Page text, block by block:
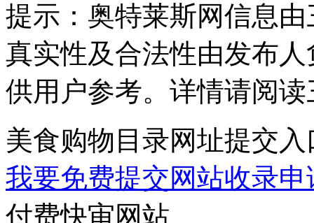
提示： 奥特莱斯网信息
真实性及合法性由发布
供用户参考。详情请阅
美食购物目录网址提交入
我要免费提交网站收录申
付费快审网站